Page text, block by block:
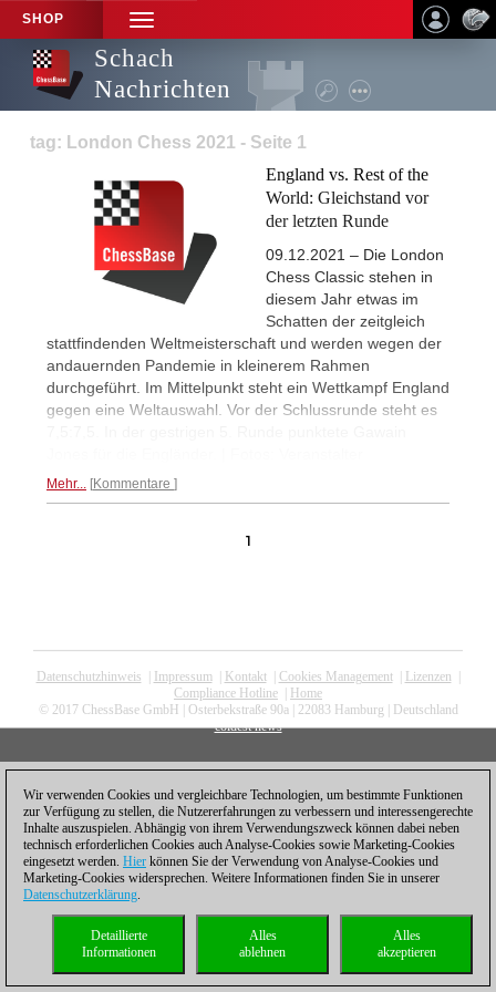
SHOP
TOGGLE
NAVIGATION
Schach
Nachrichten
tag: London Chess 2021 - Seite 1
England vs. Rest of the
World: Gleichstand vor
der letzten Runde
09.12.2021 – Die London
Chess Classic stehen in
diesem Jahr etwas im
Schatten der zeitgleich
stattfindenden Weltmeisterschaft und werden wegen der
andauernden Pandemie in kleinerem Rahmen
durchgeführt. Im Mittelpunkt steht ein Wettkampf England
gegen eine Weltauswahl. Vor der Schlussrunde steht es
Mehr... Kommentare
1
Datenschutzhinweis Impressum| Kontakt| Cookies Management| Lizenzen
Compliance Hotline
Home
© 2017 ChessBase GmbH | Osterbekstraße 90a | 22083 Hamburg | Deutschland
coldest news
Wir verwenden Cookies und vergleichbare Technologien, um bestimmte Funktionen
zur Verfügung zu stellen, die Nutzererfahrungen zu verbessern und interessengerechte
Inhalte auszuspielen. Abhängig von ihrem Verwendungszweck können dabei neben
technisch erforderlichen Cookies auch Analyse-Cookies sowie Marketing-Cookies
eingesetzt werden. Hier können Sie der Verwendung von Analyse-Cookies und
Marketing-Cookies widersprechen. Weitere Informationen finden Sie in unserer
Datenschutzerklärung.
Alles
akzeptieren
Alles
ablehnen
Detaillierte
Informationen